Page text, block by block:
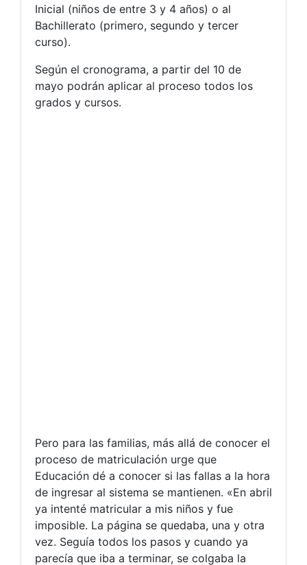
Inicial (niños de entre 3 y 4 años) o al
Bachillerato (primero, segundo y tercer
curso).
Según el cronograma, a partir del 10 de
mayo podrán aplicar al proceso todos los
grados y cursos.
Pero para las familias, más allá de conocer el
proceso de matriculación urge que
Educación dé a conocer si las fallas a la hora
de ingresar al sistema se mantienen. «En abril
ya intenté matricular a mis niños y fue
imposible. La página se quedaba, una y otra
vez. Seguía todos los pasos y cuando ya
parecía que iba a terminar, se colgaba la